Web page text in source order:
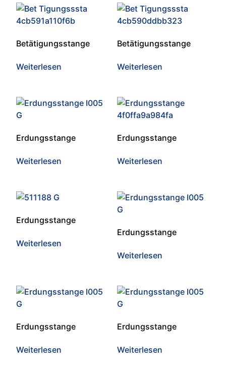
Betätigungsstange
Weiterlesen
Betätigungsstange
Weiterlesen
Erdungsstange
Weiterlesen
Erdungsstange
Weiterlesen
Erdungsstange
Weiterlesen
Erdungsstange
Weiterlesen
Erdungsstange
Weiterlesen
Erdungsstange
Weiterlesen